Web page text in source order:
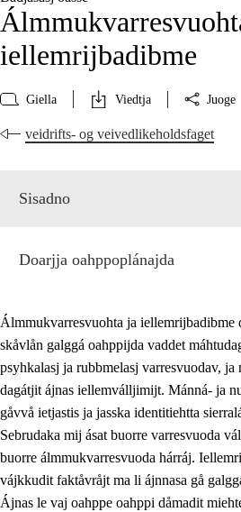
iellemrijbadibme
Giella Viedtja Juoge
veidrifts- og veivedlikeholdsfaget
Sisadno
2. Prinsihpa oahppama,
Doarjja oahppoplánajda
Álmmukvarresvuohta ja iellemrijbadibme
skåvlån galggá oahppijda vaddet
psyhkalasj ja rubbmelasj varresvuodav,
dagátjit ájnas iellemválljimijt. Mánná- ja
gåvvå ietjastis ja jasska identitiehtta
Sebrudaka mij ásat buorre varresvuoda
buorre álmmukvarresvuoda hárráj.
vájkkudit faktåvråjt ma li ájnnasa gå
Ájnas le vaj oahppe oahppi dåmadit